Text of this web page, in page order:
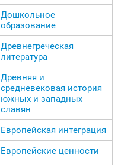
Дошкольное
образование
Древнегреческая
литература
Древняя и
средневековая история
южных и западных
славян
Европейская интеграция
Европейские ценности